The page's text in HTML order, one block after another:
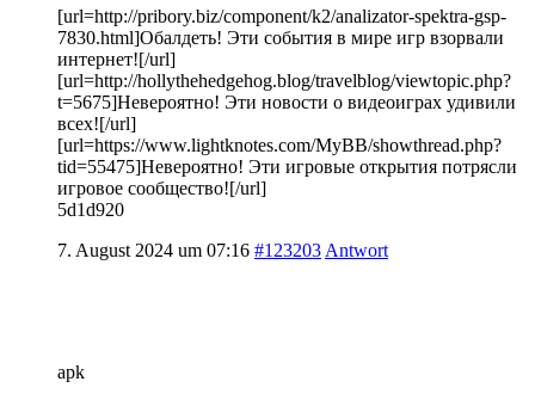
[url=http://pribory.biz/component/k2/analizator-spektra-gsp-
7830.html]Обалдеть! Эти события в мире игр взорвали
интернет![/url]
[url=http://hollythehedgehog.blog/travelblog/viewtopic.php?
t=5675]Невероятно! Эти новости о видеоиграх удивили
всех![/url]
[url=https://www.lightknotes.com/MyBB/showthread.php?
tid=55475]Невероятно! Эти игровые открытия потрясли
игровое сообщество![/url]
5d1d920
7. August 2024 um 07:16 #123203 Antwort
apk